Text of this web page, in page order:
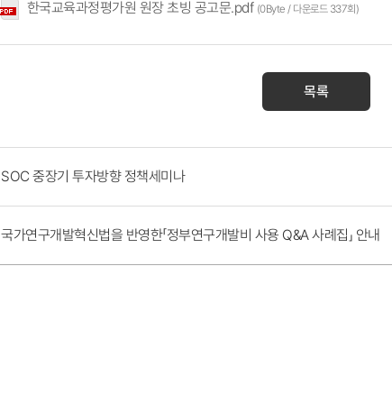
한국교육과정평가원 원장 초빙 공고문.pdf (0Byte / 다운로드 337회)
목록
SOC 중장기 투자방향 정책세미나
국가연구개발혁신법을 반영한「정부연구개발비 사용 Q&A 사례집」 안내